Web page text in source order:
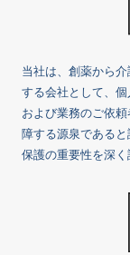
当社は、創薬から
する会社として、
および業務のご依
障する源泉である
保護の重要性を深く